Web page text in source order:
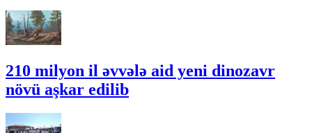
210 milyon il əvvələ aid yeni dinozavr
növü aşkar edilib